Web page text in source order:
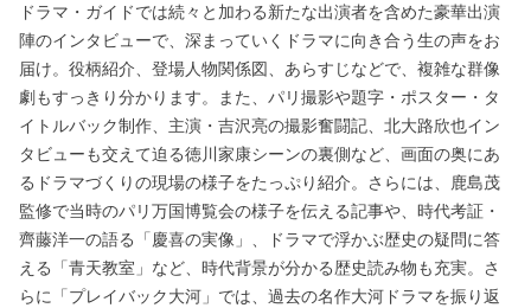
ドラマ・ガイドでは続々と加わる新たな出演者を含めた豪華出演
陣のインタビューで、深まっていくドラマに向き合う生の声をお
届け。役柄紹介、登場人物関係図、あらすじなどで、複雑な群像
劇もすっきり分かります。また、パリ撮影や題字・ポスター・タ
イトルバック制作、主演・吉沢亮の撮影奮闘記、北大路欣也イン
タビューも交えて迫る徳川家康シーンの裏側など、画面の奥にあ
るドラマづくりの現場の様子をたっぷり紹介。さらには、鹿島茂
監修で当時のパリ万国博覧会の様子を伝える記事や、時代考証・
齊藤洋一の語る「慶喜の実像」、ドラマで浮かぶ歴史の疑問に答
える「青天教室」など、時代背景が分かる歴史読み物も充実。さ
らに「プレイバック大河」では、過去の名作大河ドラマを振り返